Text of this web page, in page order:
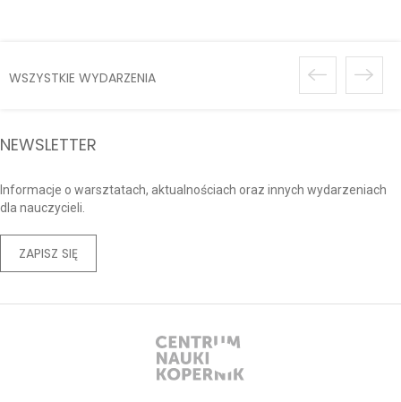
WSZYSTKIE WYDARZENIA
NEWSLETTER
Informacje o warsztatach, aktualnościach oraz innych wydarzeniach
dla nauczycieli.
ZAPISZ SIĘ